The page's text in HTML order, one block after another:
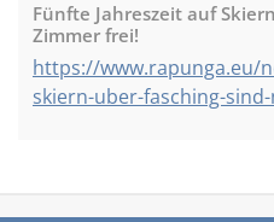
Fünfte Jahreszeit auf
Zimmer frei!
https://www.rapunga.eu/
skiern-uber-fasching-